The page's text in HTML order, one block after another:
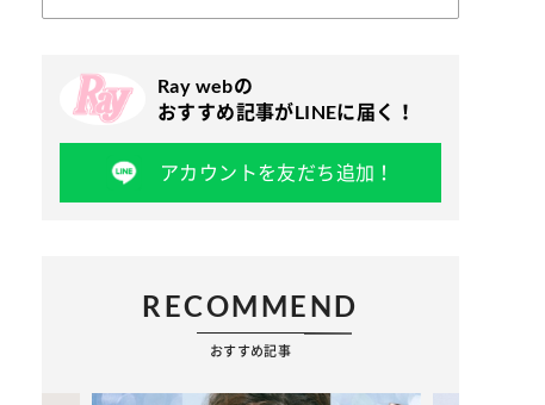
Ray webの
おすすめ記事がLINEに届く！
アカウントを友だち追加！
RECOMMEND
おすすめ記事